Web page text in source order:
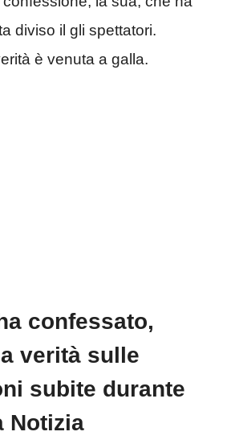
diviso il gli spettatori.
è venuta a galla.
confessato,
verità sulle
subite durante
Notizia